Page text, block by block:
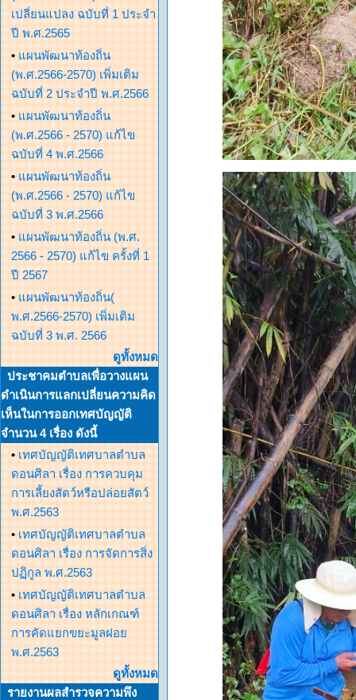
เปลี่ยนแปลง ฉบับที่ 1 ประจำ
ปี พ.ศ.2565
• แผนพัฒนาท้องถิ่น
(พ.ศ.2566-2570) เพิ่มเติม
ฉบับที่ 2 ประจำปี พ.ศ.2566
• แผนพัฒนาท้องถิ่น
(พ.ศ.2566 - 2570) แก้ไข
ฉบับที่ 4 พ.ศ.2566
• แผนพัฒนาท้องถิ่น
(พ.ศ.2566 - 2570) แก้ไข
ฉบับที่ 3 พ.ศ.2566
• แผนพัฒนาท้องถิ่น (พ.ศ.
2566 - 2570) แก้ไข ครั้งที่ 1
ปี 2567
• แผนพัฒนาท้องถิ่น(
พ.ศ.2566-2570) เพิ่มเติม
ฉบับที่ 3 พ.ศ. 2566
ดูทั้งหมด
ประชาคมตำบลเพื่อวางแผน
ดำเนินการแลกเปลี่ยนความคิด
เห็นในการออกเทศบัญญัติ
จำนวน 4 เรื่อง ดังนี้
• เทศบัญญัติเทศบาลตำบล
ดอนศิลา เรื่อง การควบคุม
การเลี้ยงสัตว์หรือปล่อยสัตว์
พ.ศ.2563
• เทศบัญญัติเทศบาลตำบล
ดอนศิลา เรื่อง การจัดการสิ่ง
ปฏิกูล พ.ศ.2563
• เทศบัญญัติเทศบาลตำบล
ดอนศิลา เรื่อง หลักเกณฑ์
การคัดแยกขยะมูลฝอย
พ.ศ.2563
ดูทั้งหมด
รายงานผลสำรวจความพึง